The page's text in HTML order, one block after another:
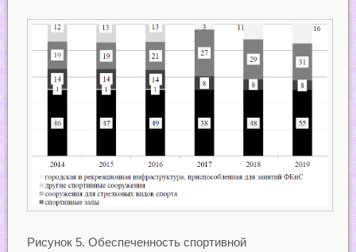
Рисунок 5. Обеспеченность спортивной